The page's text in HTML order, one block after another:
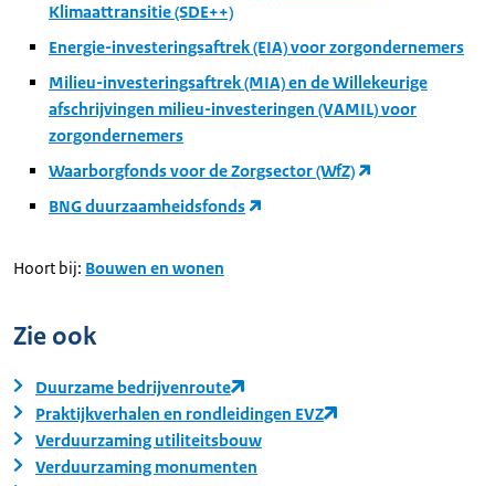
Klimaattransitie (SDE++)
Energie-investeringsaftrek (EIA) voor zorgondernemers
Milieu-investeringsaftrek (MIA) en de Willekeurige
afschrijvingen milieu-investeringen (VAMIL) voor
zorgondernemers
Waarborgfonds voor de Zorgsector (WfZ)
BNG duurzaamheidsfonds
Hoort bij: Bouwen en wonen
Zie ook
Duurzame bedrijvenroute
Praktijkverhalen en rondleidingen EVZ
Verduurzaming utiliteitsbouw
Verduurzaming monumenten